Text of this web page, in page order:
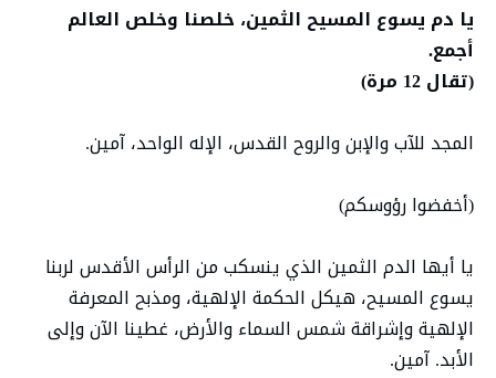
يا دم يسوع المسيح الثمين، خلصنا وخلص العالم
أجمع.
(تقال 12 مرة)
المجد للآب والإبن والروح القدس، الإله الواحد، آمين.
(أخفضوا رؤوسكم)
يا أيها الدم الثمين الذي ينسكب من الرأس الأقدس لربنا
يسوع المسيح، هيكل الحكمة الإلهية، ومذبح المعرفة
الإلهية وإشراقة شمس السماء والأرض، غطينا الآن وإلى
الأبد. آمين.